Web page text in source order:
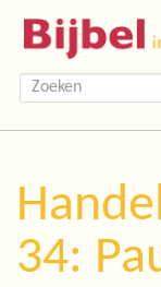
34: